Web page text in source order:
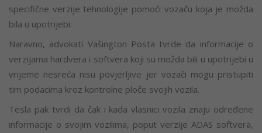
specifične verzije tehnologije pomoći vozaču koja je možda
bila u upotrijebi.
Naravno, advokati Vašington Posta tvrde da informacije o
verzijama hardvera i softvera koji su možda bili u upotrijebi u
vrijeme nesreća nisu povjerljive jer vozači mogu pristupiti
tim podacima kroz kontrolne ploče svojih vozila.
Tesla pak tvrdi da čak i kada vlasnici vozila znaju određene
informacije o svojim vozilima, poput verzije ADAS softvera,